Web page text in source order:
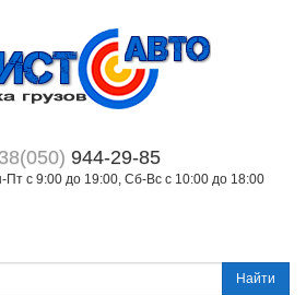
944-29-85
с 9:00 до 19:00, Сб-Вс с 10:00 до 18:00
Найти